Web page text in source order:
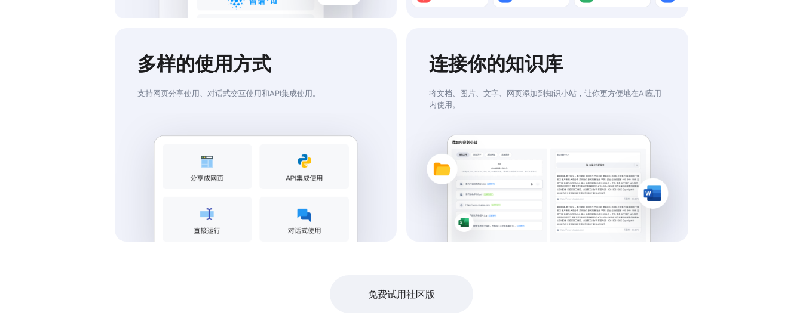
多样的使用方式
支持网页分享使用、对话式交互使用和API集成使用。
连接你的知识库
将文档、图片、文字、网页添加到知识小站，让你更方便地在AI应用
内使用。
免费试用社区版